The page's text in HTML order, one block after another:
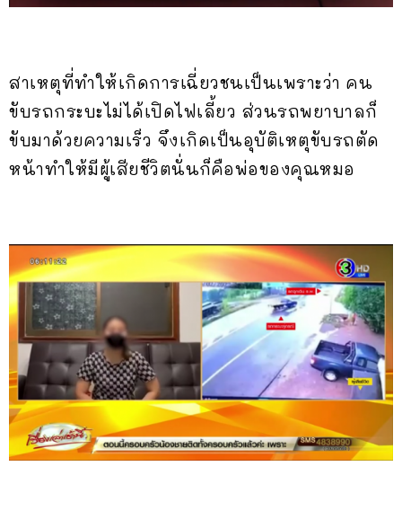
สาเหตุที่ทำให้เกิดการเฉี่ยวชนเป็นเพราะว่า คน
ขับรถกระบะไม่ได้เปิดไฟเลี้ยว ส่วนรถพยาบาลก็
ขับมาด้วยความเร็ว จึงเกิดเป็นอุบัติเหตุขับรถตัด
หน้าทำให้มีผู้เสียชีวิตนั่นก็คือพ่อของคุณหมอ